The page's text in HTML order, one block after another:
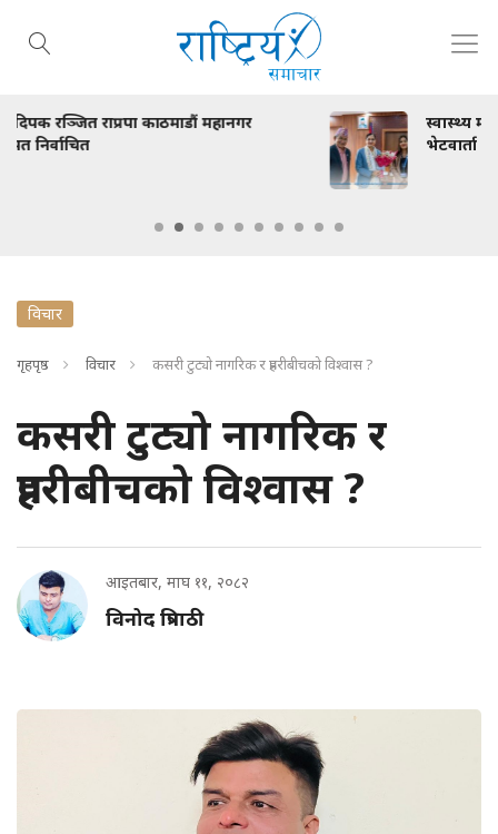
स्वास्थ्य मन्त्री निशा मेहता र ललितपुरका मेयर
विचार
गृहपृष्ठ विचार कसरी टुट्यो नागरिक र प्रहरीबीचको विश्वास ?
कसरी टुट्यो नागरिक र
प्रहरीबीचको विश्वास ?
आइतबार, माघ ११, २०८२
विनोद त्रिपाठी